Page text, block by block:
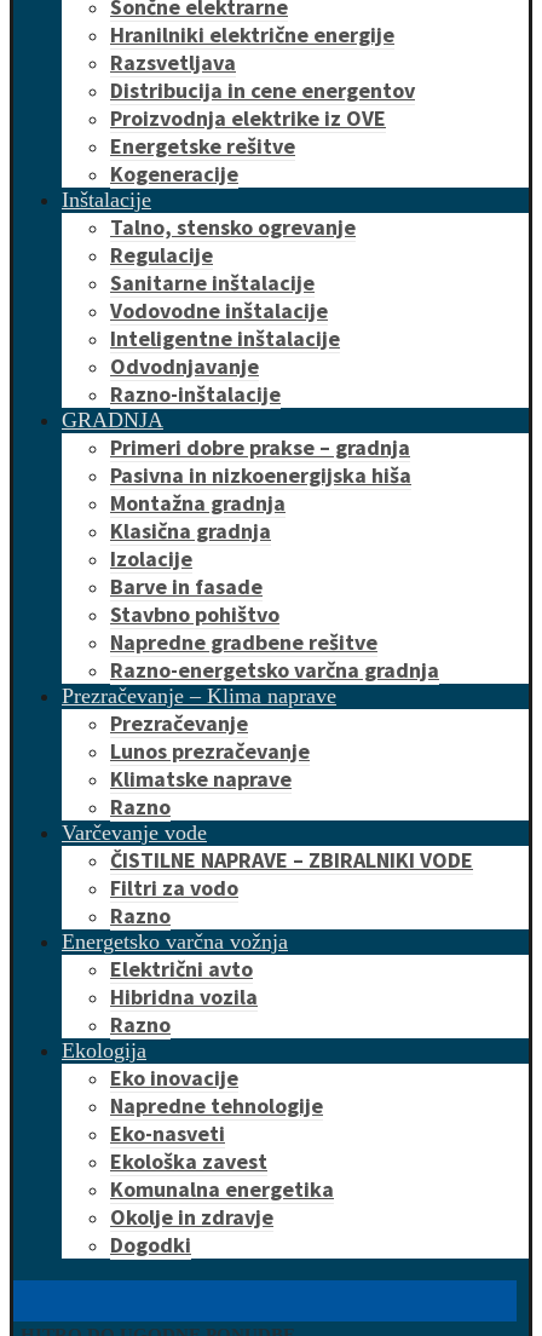
Sončne elektrarne
Hranilniki električne energije
Razsvetljava
Distribucija in cene energentov
Proizvodnja elektrike iz OVE
Energetske rešitve
Kogeneracije
Inštalacije
Talno, stensko ogrevanje
Regulacije
Sanitarne inštalacije
Vodovodne inštalacije
Inteligentne inštalacije
Odvodnjavanje
Razno-inštalacije
GRADNJA
Primeri dobre prakse – gradnja
Pasivna in nizkoenergijska hiša
Montažna gradnja
Klasična gradnja
Izolacije
Barve in fasade
Stavbno pohištvo
Napredne gradbene rešitve
Razno-energetsko varčna gradnja
Prezračevanje – Klima naprave
Prezračevanje
Lunos prezračevanje
Klimatske naprave
Razno
Varčevanje vode
ČISTILNE NAPRAVE – ZBIRALNIKI VODE
Filtri za vodo
Razno
Energetsko varčna vožnja
Električni avto
Hibridna vozila
Razno
Ekologija
Eko inovacije
Napredne tehnologije
Eko-nasveti
Ekološka zavest
Komunalna energetika
Okolje in zdravje
Dogodki